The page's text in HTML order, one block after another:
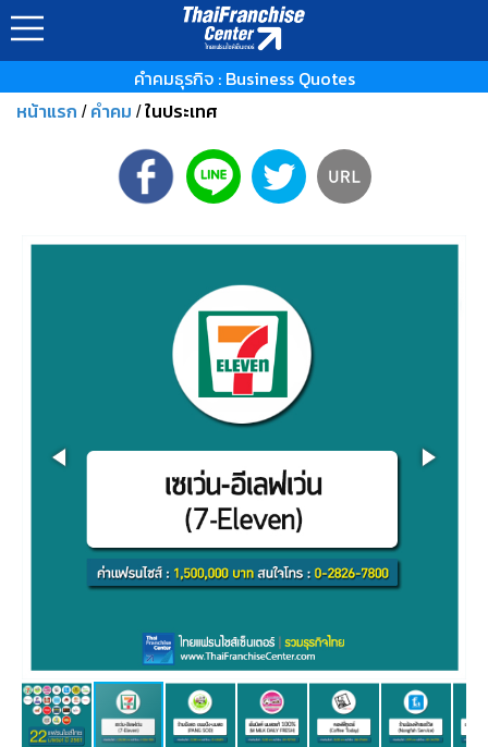
คำคมธุรกิจ : Business Quotes
หน้าแรก / คำคม /ในประเทศ